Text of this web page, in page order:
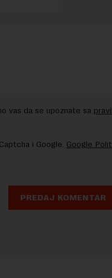
vas da se upoznate sa
i Google. Google